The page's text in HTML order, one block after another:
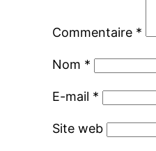
Commentaire *
Nom *
E-mail *
Site web